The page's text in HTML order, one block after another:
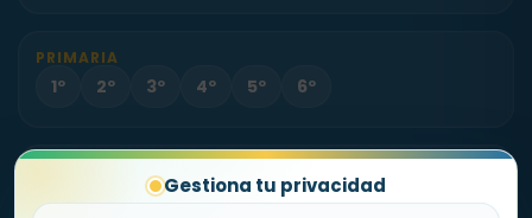
Gestiona tu privacidad
PRIMARIA
1º 2º 3º 4º 5º 6º
Sobre Fichas.es Contacto